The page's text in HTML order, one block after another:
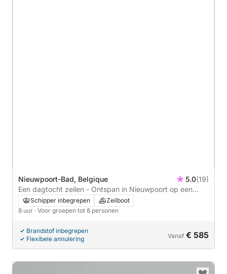
Nieuwpoort-Bad, Belgique 5.0(19)
Een dagtocht zeilen - Ontspan in Nieuwpoort op een
zeer comfortabele zeilboot
Schipper inbegrepen
Zeilboot
8 uur · Voor groepen tot 8 personen
Brandstof inbegrepen
Flexibele annulering
Vanaf € 585